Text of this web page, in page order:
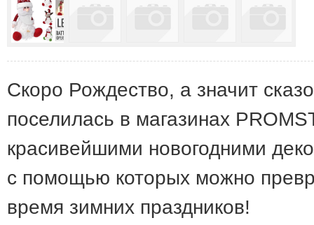
Скоро Рождество, а значит
поселилась в магазинах
красивейшими новогодними
с помощью которых можно
время зимних праздников!